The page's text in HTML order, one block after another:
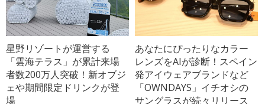
星野リゾートが運営する
「雲海テラス」が累計来場
者数200万人突破！新オブジ
ェや期間限定ドリンクが登
場
あなたにぴったりなカラー
レンズをAIが診断！スペイン
発アイウェアブランドなど
「OWNDAYS」イチオシの
サングラスが続々リリース